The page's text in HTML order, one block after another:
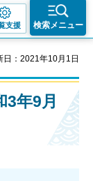
支援 検索メニュー
日：2021年10月1日
3年9月